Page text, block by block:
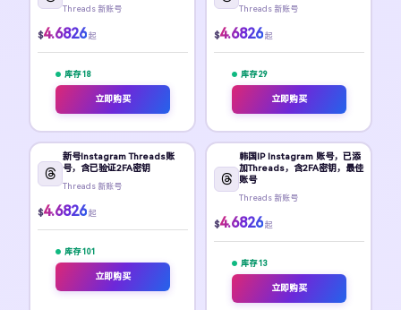
Threads 新账号
$4.6826 起
库存 18
立即购买
Threads 新账号
$4.6826 起
库存 29
立即购买
新号Instagram Threads账
号，含已验证2FA密钥
Threads 新账号
$4.6826 起
库存 101
立即购买
韩国IP Instagram 账号，已添
加Threads，含2FA密钥，最佳
账号
Threads 新账号
$4.6826 起
库存 13
立即购买